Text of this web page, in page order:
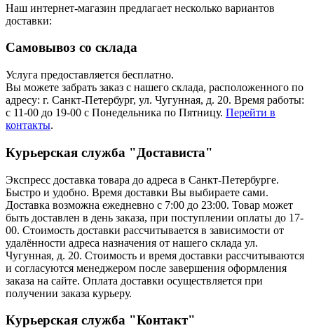
Наш интернет-магазин предлагает несколько вариантов
доставки:
Самовывоз со склада
Услуга предоставляется бесплатно.
Вы можете забрать заказ с нашего склада, расположенного по
адресу: г. Санкт-Петербург, ул. Чугунная, д. 20. Время работы:
с 11-00 до 19-00 с Понедельника по Пятницу. Перейти в
контакты.
Курьерская служба "Достависта"
Экспресс доставка товара до адреса в Санкт-Петербурге.
Быстро и удобно. Время доставки Вы выбираете сами.
Доставка возможна ежедневно с 7:00 до 23:00. Товар может
быть доставлен в день заказа, при поступлении оплаты до 17-
00. Стоимость доставки рассчитывается в зависимости от
удалённости адреса назначения от нашего склада ул.
Чугунная, д. 20. Стоимость и время доставки рассчитываются
и согласуются менеджером после завершения оформления
заказа на сайте. Оплата доставки осуществляется при
получении заказа курьеру.
Курьерская служба "Контакт"